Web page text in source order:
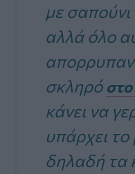
με
αλλά όλο
σκληρό
κάνει να
υπάρχει
δηλαδή τα